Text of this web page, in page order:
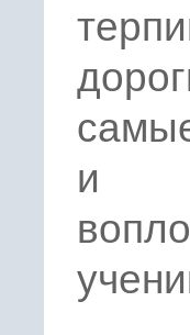
и